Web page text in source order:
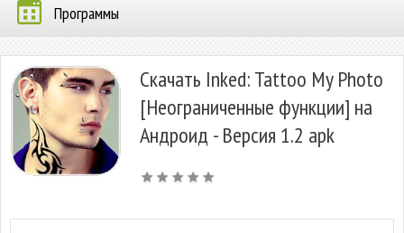
Программы
Скачать Inked: Tattoo My Photo
[Неограниченные функции] на
Андроид - Версия 1.2 apk